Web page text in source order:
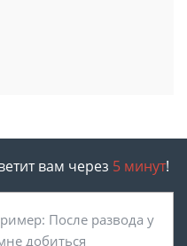
вам через 5 минут!